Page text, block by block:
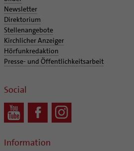
Newsletter
Direktorium
Stellenangebote
Kirchlicher Anzeiger
Hörfunkredaktion
Presse- und Öffentlichkeitsarbeit
Social
Information